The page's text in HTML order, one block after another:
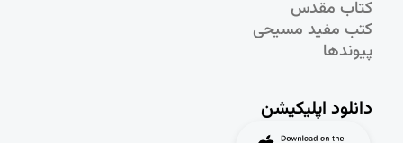
کتاب مقدس
کتب مفید مسیحی
پیوندها
دانلود اپلیکیشن